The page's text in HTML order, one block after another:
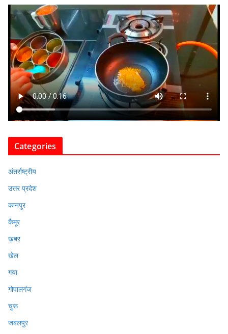
Categories
अंतर्राष्ट्रीय
उत्तर प्रदेश
कानपुर
कैमूर
ख़बर
खेल
गया
गोपालगंज
चुरू
जबलपुर